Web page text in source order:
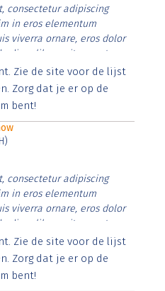
consectetur adipiscing
in eros elementum
viverra ornare, eros dolor
diam libero vitae erat.
cursus id rutrum lorem
risus tristique posuere.
Zie de site voor de lijst
Zorg dat je er op de
bent!
consectetur adipiscing
in eros elementum
viverra ornare, eros dolor
diam libero vitae erat.
cursus id rutrum lorem
risus tristique posuere.
Zie de site voor de lijst
Zorg dat je er op de
bent!